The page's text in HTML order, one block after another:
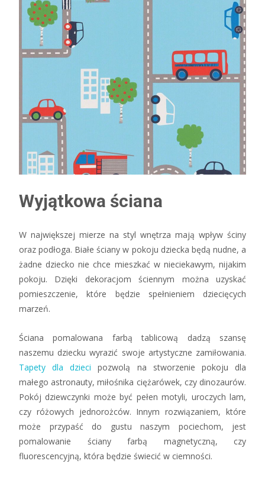
Wyjątkowa ściana
W największej mierze na styl wnętrza mają wpływ ściny
oraz podłoga. Białe ściany w pokoju dziecka będą nudne, a
żadne dziecko nie chce mieszkać w nieciekawym, nijakim
pokoju. Dzięki dekoracjom ściennym można uzyskać
pomieszczenie, które będzie spełnieniem dziecięcych
marzeń.
Ściana pomalowana farbą tablicową dadzą szansę
naszemu dziecku wyrazić swoje artystyczne zamiłowania.
Tapety dla dzieci pozwolą na stworzenie pokoju dla
małego astronauty, miłośnika ciężarówek, czy dinozaurów.
Pokój dziewczynki może być pełen motyli, uroczych lam,
czy różowych jednorożców. Innym rozwiązaniem, które
może przypaść do gustu naszym pociechom, jest
pomalowanie ściany farbą magnetyczną, czy
fluorescencyjną, która będzie świecić w ciemności.